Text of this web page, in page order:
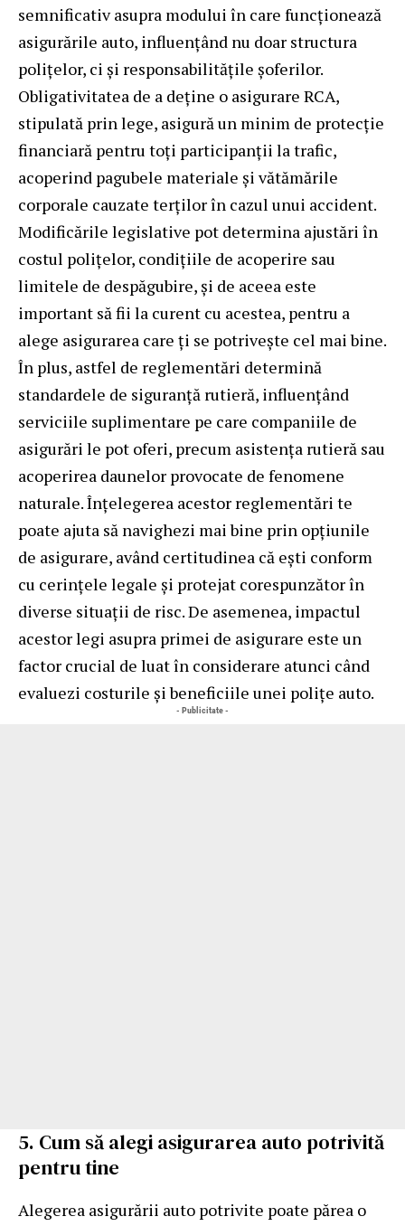
semnificativ asupra modului în care funcționează
asigurările auto, influențând nu doar structura
polițelor, ci și responsabilitățile șoferilor.
Obligativitatea de a deține o asigurare RCA,
stipulată prin lege, asigură un minim de protecție
financiară pentru toți participanții la trafic,
acoperind pagubele materiale și vătămările
corporale cauzate terților în cazul unui accident.
Modificările legislative pot determina ajustări în
costul polițelor, condițiile de acoperire sau
limitele de despăgubire, și de aceea este
important să fii la curent cu acestea, pentru a
alege asigurarea care ți se potrivește cel mai bine.
În plus, astfel de reglementări determină
standardele de siguranță rutieră, influențând
serviciile suplimentare pe care companiile de
asigurări le pot oferi, precum asistența rutieră sau
acoperirea daunelor provocate de fenomene
naturale. Înțelegerea acestor reglementări te
poate ajuta să navighezi mai bine prin opțiunile
de asigurare, având certitudinea că ești conform
cu cerințele legale și protejat corespunzător în
diverse situații de risc. De asemenea, impactul
acestor legi asupra primei de asigurare este un
factor crucial de luat în considerare atunci când
evaluezi costurile și beneficiile unei polițe auto.
- Publicitate -
5. Cum să alegi asigurarea auto potrivită
pentru tine
Alegerea asigurării auto potrivite poate părea o